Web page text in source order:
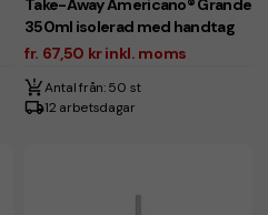
Take-Away Americano® Grande
350ml isolerad med handtag
fr. 67,50 kr inkl. moms
Antal från: 50 st
12 arbetsdagar